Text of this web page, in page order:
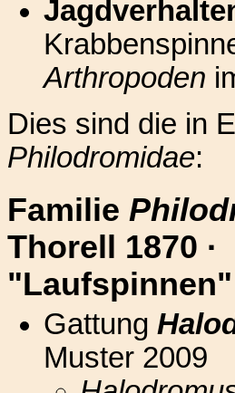
Arthropoden
Dies sind die in
Philodromidae:
Familie
Thorell 1870 ·
"Laufspinnen"
Gattung
Muster 2009